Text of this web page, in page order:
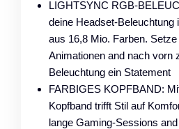
LIGHTSYNC RGB-
deine Headset-Beleuchtung
aus 16,8 Mio. Farben.
Animationen and nach vorn
Beleuchtung ein Statement
FARBIGES KOPFBAND:
Kopfband trifft Stil auf
lange Gaming-Sessions